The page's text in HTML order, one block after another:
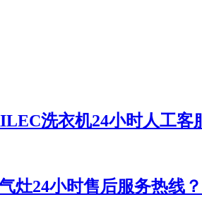
洗衣机24小时人工客
灶24小时售后服务热线？